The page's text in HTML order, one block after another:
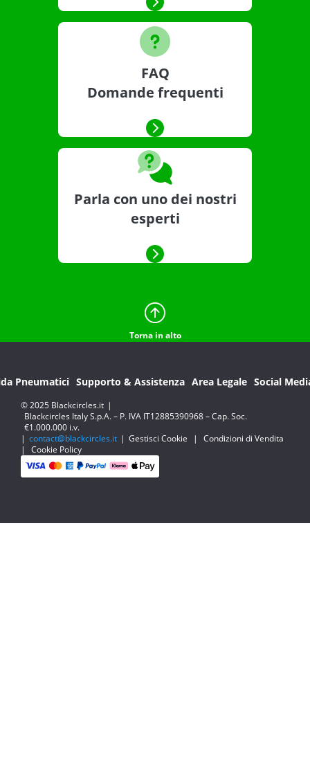
FAQ
Domande frequenti
Parla con uno dei nostri
esperti
Torna in alto
Pneumatici Supporto & Assistenza Area Legale Social
© 2025 Blackcircles.it |
Blackcircles Italy S.p.A. – P. IVA IT12885390968 – Cap. Soc.
€1.000.000 i.v.
| contact@blackcircles.it | Gestisci Cookie |
Condizioni di Vendita
|
Cookie Policy